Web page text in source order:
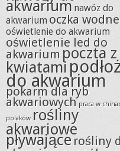
akwarium nawóz do
akwarium oczka wodne
oświetlenie do akwarium
oświetlenie led do
akwarium poczta z
kwiatami
do akwarium
pokarm dla ryb
akwariowych praca w
polaków rośliny
akwariowe
pływające rośliny